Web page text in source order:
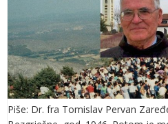
Piše: Dr. fra Tomislav Pervan